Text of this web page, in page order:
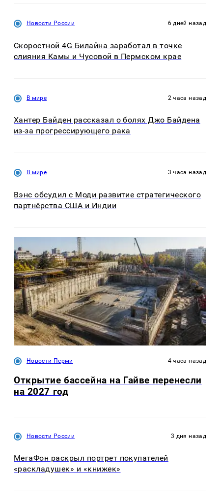
Новости России 6 дней назад
Скоростной 4G Билайна заработал в точке
слияния Камы и Чусовой в Пермском крае
В мире 2 часа назад
Хантер Байден рассказал о болях Джо Байдена
из-за прогрессирующего рака
В мире 3 часа назад
Вэнс обсудил с Моди развитие стратегического
партнёрства США и Индии
Новости Перми 4 часа назад
Открытие бассейна на Гайве перенесли
на 2027 год
Новости России 3 дня назад
МегаФон раскрыл портрет покупателей
«раскладушек» и «книжек»